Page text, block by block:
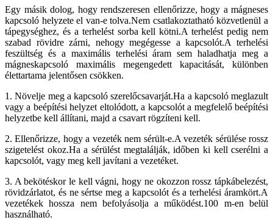
Egy másik dolog, hogy rendszeresen ellenőrizze, hogy a mágneses
kapcsoló helyzete el van-e tolva.Nem csatlakoztatható közvetlenül a
tápegységhez, és a terhelést sorba kell kötni.A terhelést pedig nem
szabad rövidre zárni, nehogy megégesse a kapcsolót.A terhelési
feszültség és a maximális terhelési áram sem haladhatja meg a
mágneskapcsoló maximális megengedett kapacitását, különben
élettartama jelentősen csökken.
1. Növelje meg a kapcsoló szerelőcsavarját.Ha a kapcsoló meglazult
vagy a beépítési helyzet eltolódott, a kapcsolót a megfelelő beépítési
helyzetbe kell állítani, majd a csavart rögzíteni kell.
2. Ellenőrizze, hogy a vezeték nem sérült-e.A vezeték sérülése rossz
szigetelést okoz.Ha a sérülést megtalálják, időben ki kell cserélni a
kapcsolót, vagy meg kell javítani a vezetéket.
3. A bekötéskor le kell vágni, hogy ne okozzon rossz tápkábelezést,
rövidzárlatot, és ne sértse meg a kapcsolót és a terhelési áramkört.A
vezetékek hossza nem befolyásolja a működést.100 m-en belül
használható.